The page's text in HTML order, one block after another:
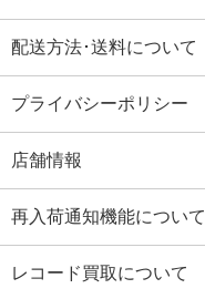
配送方法･送料について
プライバシーポリシー
店舗情報
再入荷通知機能について
レコード買取について